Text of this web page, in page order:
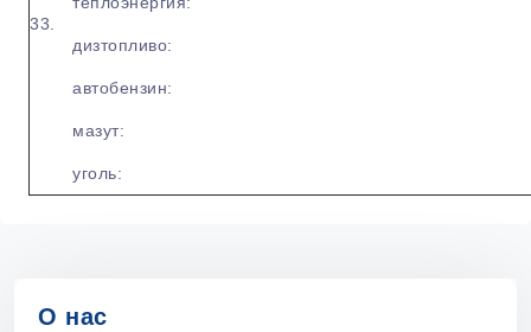
33.
дизтопливо:
автобензин:
мазут:
уголь:
О нас